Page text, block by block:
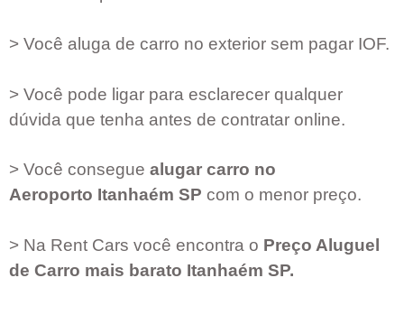
> Você aluga de carro no exterior sem pagar IOF.
> Você pode ligar para esclarecer qualquer
dúvida que tenha antes de contratar online.
> Você consegue alugar carro no
Aeroporto Itanhaém SP com o menor preço.
> Na Rent Cars você encontra o Preço Aluguel
de Carro mais barato Itanhaém SP.